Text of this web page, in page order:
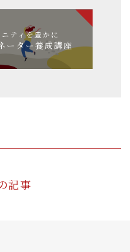
ティを豊かに
ーター養成講座
記事